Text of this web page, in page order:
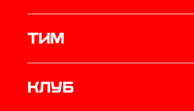
ТИМ
Клуб